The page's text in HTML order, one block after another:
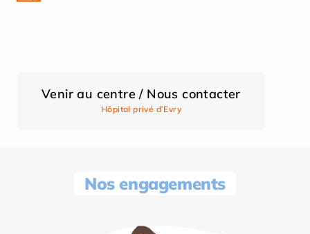
Venir au centre / Nous contacter
Hôpital privé d’Evry
Nos engagements